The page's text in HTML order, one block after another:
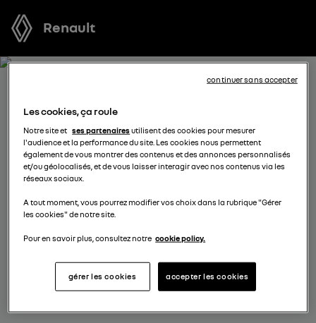
Renault
RECEVEZ GRATUITEMENT
VOTRE OFFRE POUR CAPTUR
E-TECH FULL HYBRID
proposer l’offre la plus avantageuse, des solutions de
conseiller dans votre projet d’achat.
complétez vos coordonnées
Les cookies, ça roule
Notre site et ses partenairesutilisent des cookies pour mesurer
l'audience et la performance du site. Les cookies nous permettent
également de vous montrer des contenus et des annonces personnalisés
et/ou géolocalisés, et de vous laisser interagir avec nos contenus via les
réseaux sociaux.
A tout moment, vous pourrez modifier vos choix dans la rubrique "Gérer
les cookies" de notre site.
Pour en savoir plus, consultez notre cookie policy.
accepter les cookies
gérer les cookies
continuer sans accepter